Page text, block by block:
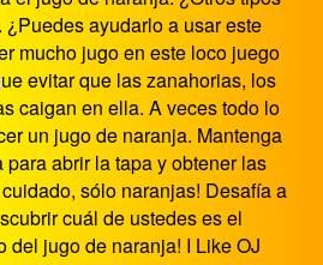
ayudarlo a usar este
mucho jugo en este loco juego
evitar que las zanahorias, los
caigan en ella. A veces todo lo
un jugo de naranja. Mantenga
abrir la tapa y obtener las
sólo naranjas! Desafía a
cuál de ustedes es el
del jugo de naranja! I Like OJ